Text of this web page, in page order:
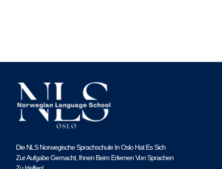
Die NLS Norwegische Sprachschule In Oslo Hat Es Sich
Zur Aufgabe Gemacht, Ihnen Beim Erlernen Von Sprachen